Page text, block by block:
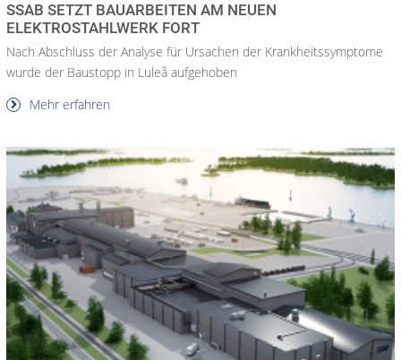
SSAB SETZT BAUARBEITEN AM NEUEN
ELEKTROSTAHLWERK FORT
Nach Abschluss der Analyse für Ursachen der Krankheitssymptome
wurde der Baustopp in Luleå aufgehoben
Mehr erfahren